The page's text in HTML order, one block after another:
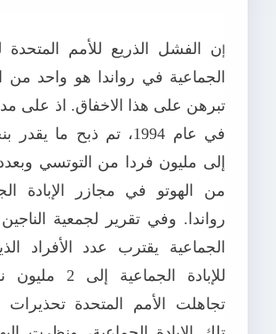
ن الفشل الذريع للأمم المتحدة
الجماعية في رواندا هو واحد من
إلى مليون فردا من التوتسي
من الهوتو في مجازر الإبادة
رواندا. وفي تقرير لجمعية
الجماعية يقترب عدد الأفراد
للإبادة
تجاهلت الأمم المتحدة